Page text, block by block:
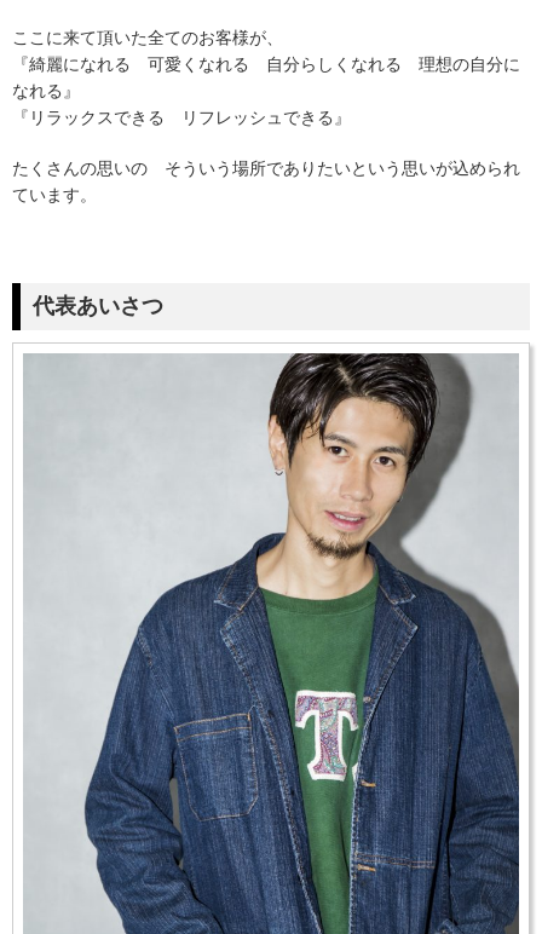
ここに来て頂いた全てのお客様が、
『綺麗になれる 可愛くなれる 自分らしくなれる 理想の自分に
なれる』
『リラックスできる リフレッシュできる』
たくさんの思いの そういう場所でありたいという思いが込められ
ています。
代表あいさつ